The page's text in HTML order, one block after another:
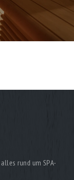
rund um SPA-